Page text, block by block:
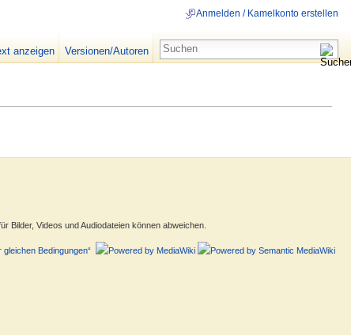
Anmelden / Kamelkonto erstellen
anzeigen Versionen/Autoren
Bilder, Videos und Audiodateien können abweichen.